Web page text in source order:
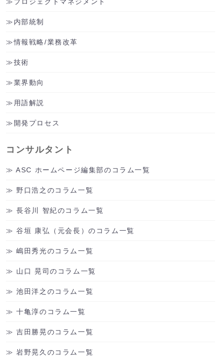
プロジェクトマネジメント
内部統制
情報戦略/業務改革
技術
業界動向
用語解説
開発プロセス
コンサルタント
ASC ホームページ編集部のコラム一覧
野口浩之のコラム一覧
長谷川 智紀のコラム一覧
谷垣 康弘（元会長）のコラム一覧
嶋田秀光のコラム一覧
山口 晃司のコラム一覧
池田洋之のコラム一覧
十亀淳のコラム一覧
吉田勝晃のコラム一覧
岩野晃久のコラム一覧